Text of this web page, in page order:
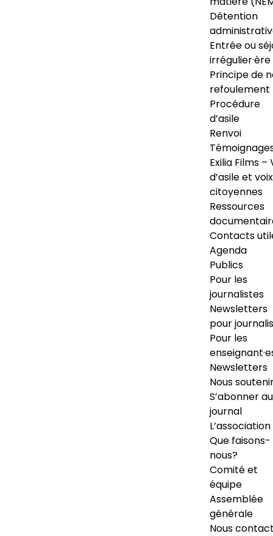
Détention
Entrée ou
irrégulier·ère
Principe de
refoulement
Procédure
d’asile
Renvoi
Exilia Films –
d’asile et voix
citoyennes
Ressources
Contacts
Agenda
Publics
Pour les
journalistes
Newsletters
pour
Pour les
Newsletters
Nous
S’abonner au
journal
L’association
Que faisons-
nous?
Comité et
équipe
Assemblée
générale
Nous